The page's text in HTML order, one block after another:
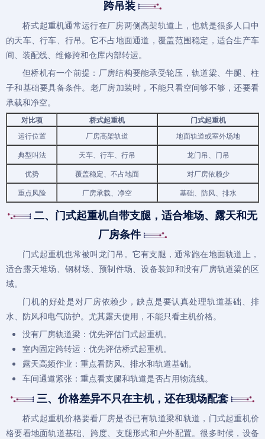
跨吊装
桥式起重机通常运行在厂房两侧高架轨道上，也就是很多人口中
的天车、行车、行吊。它不占地面通道，覆盖范围稳定，适合生产车
间、装配线、维修跨和仓库内部转运。
但桥机有一个前提：厂房结构要能承受轮压，轨道梁、牛腿、柱
子和基础要具备条件。老厂房加装时，不能只看空间够不够，还要看
承载和净空。
对比项 桥式起重机 门式起重机
运行位置 厂房高架轨道
地面轨道或室外场地
典型叫法
天车、行车、行吊 龙门吊 、门吊
优势
覆盖稳定、不占地面
对厂房依赖少
重点风险
厂房承载、净空 基础、防风、排水
二、门式起重机自带支腿，适合堆场、露天和无
厂房条件
门式起重机也常被叫龙门吊 。它有支腿，通常跑在地面轨道上，
适合露天堆场、钢材场、预制件场、设备装卸和没有厂房轨道梁的区
域。
门机的好处是对厂房依赖少，缺点是要认真处理轨道基础、排
水、防风和电气防护。尤其露天使用，不能只看主机价格。
没有厂房轨道梁：优先评估门式起重机。
室内固定跨转运：优先评估桥式起重机。
露天高频作业：重点看防风、排水和轨道基础。
车间通道紧张：重点看支腿和轨道是否占用物流线。
三、价格差异不只在主机，还在现场配套
桥式起重机价格要看厂房是否已有轨道梁和轨道，门式起重机价
格要看地面轨道基础、跨度、支腿形式和户外配置。很多时候，设备